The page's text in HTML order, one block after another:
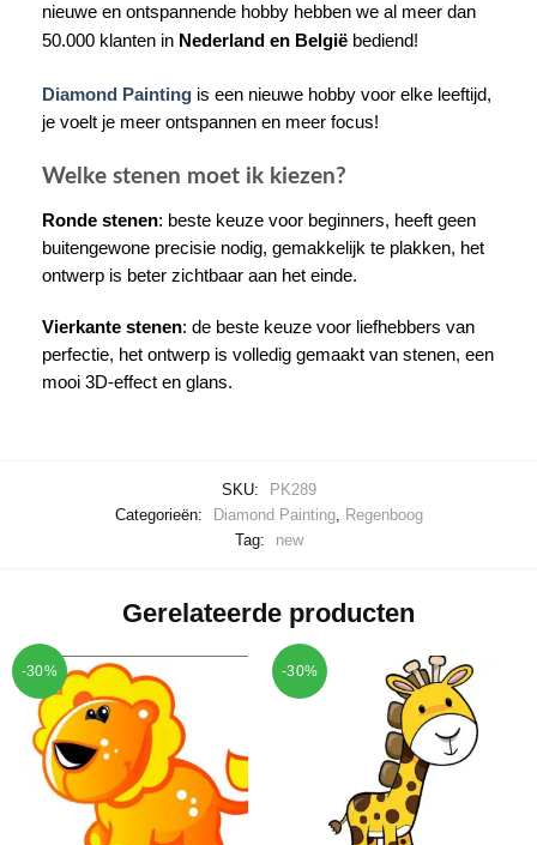
nieuwe en ontspannende hobby hebben we al meer dan
50.000 klanten in Nederland en België bediend!
Diamond Painting is een nieuwe hobby voor elke leeftijd,
je voelt je meer ontspannen en meer focus!
Welke stenen moet ik kiezen?
Ronde stenen: beste keuze voor beginners, heeft geen
buitengewone precisie nodig, gemakkelijk te plakken, het
ontwerp is beter zichtbaar aan het einde.
Vierkante stenen: de beste keuze voor liefhebbers van
perfectie, het ontwerp is volledig gemaakt van stenen, een
mooi 3D-effect en glans.
SKU:
PK289
Categorieën:
Diamond Painting, Regenboog
Tag:
new
Gerelateerde producten
-30% -30%